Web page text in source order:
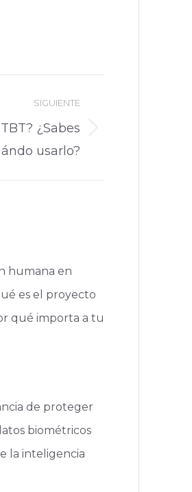
SIGUIENTE
¿Sabes
usarlo?
humana en
es el proyecto
qué importa a tu
de proteger
biométricos
la inteligencia